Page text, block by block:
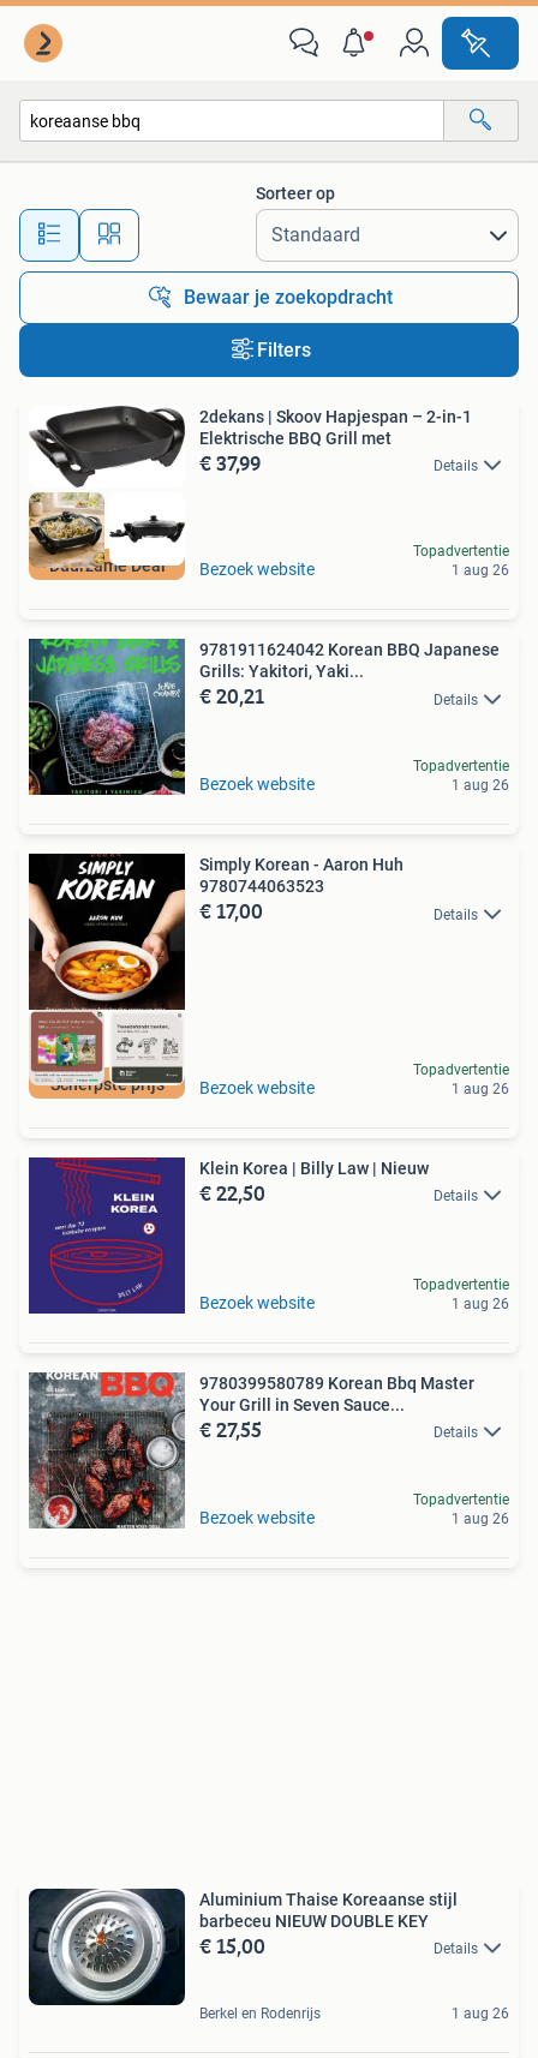
Alle afstanden…
Sorteer op
Bewaar je zoekopdracht
Filters
Duurzame Deal
2dekans | Skoov Hapjespan – 2-in-1
Elektrische BBQ Grill met
€ 37,99 Details
Bezoek website
Topadvertentie
1 aug 26
9781911624042 Korean BBQ Japanese
Grills: Yakitori, Yaki...
€ 20,21 Details
Bezoek website
Topadvertentie
1 aug 26
Scherpste prijs
Simply Korean - Aaron Huh
9780744063523
€ 17,00 Details
Bezoek website
Topadvertentie
1 aug 26
Klein Korea | Billy Law | Nieuw
€ 22,50 Details
Bezoek website
Topadvertentie
1 aug 26
9780399580789 Korean Bbq Master
Your Grill in Seven Sauce...
€ 27,55 Details
Bezoek website
Topadvertentie
1 aug 26
Aluminium Thaise Koreaanse stijl
barbeceu NIEUW DOUBLE KEY
€ 15,00 Details
Berkel en Rodenrijs 1 aug 26